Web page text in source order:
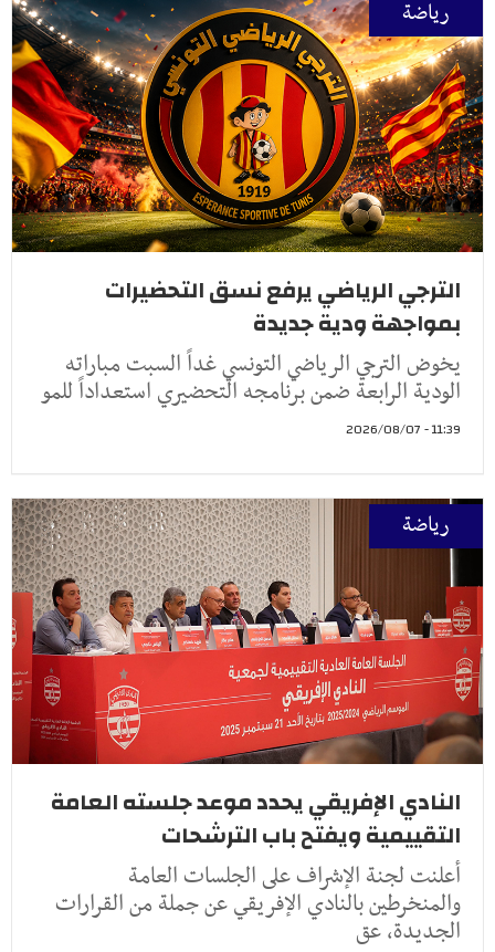
رياضة
الترجي الرياضي يرفع نسق التحضيرات
بمواجهة ودية جديدة
يخوض الترجي الرياضي التونسي غداً السبت مباراته
الودية الرابعة ضمن برنامجه التحضيري استعداداً للمو
11:39 - 2026/08/07
رياضة
النادي الإفريقي يحدد موعد جلسته العامة
التقييمية ويفتح باب الترشحات
أعلنت لجنة الإشراف على الجلسات العامة
والمنخرطين بالنادي الإفريقي عن جملة من القرارات
الجديدة، عق